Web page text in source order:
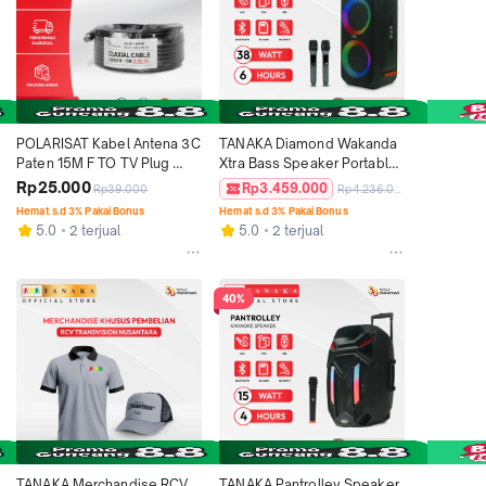
POLARISAT Kabel Antena 3C
Paten 15M F TO TV Plug
Polarisat Kabel Coaxial 15
Meter Kualitas Premium Anti
Noise Tahan Lama
Rp25.000Rp39.000
Hemat s.d 3% Pakai Bonus
5.0 2 terjual
TANAKA Diamond Wakanda
Xtra Bass Speaker Portable
Bluetooth Indoor Karaoke
Wireless Mic Garansi Resmi
1 Tahun
Rp3.459.000
Hemat s.d 3% Pakai Bonus
5.0 2 terjual
40%